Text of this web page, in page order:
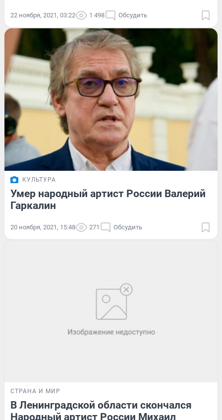
22 ноября, 2021, 03:22 1 498 Обсудить
КУЛЬТУРА
Умер народный артист России Валерий
Гаркалин
20 ноября, 2021, 15:48 271 Обсудить
СТРАНА И МИР
В Ленинградской области скончался
Народный артист России Михаил